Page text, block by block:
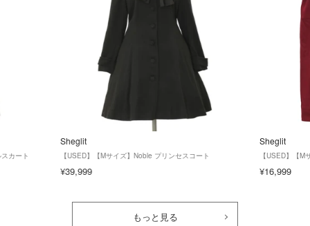
カート
Sheglit
【USED】【Mサイズ】Noble プリンセスコート
¥39,999
Sheglit
【USED】【
¥16,999
もっと見る